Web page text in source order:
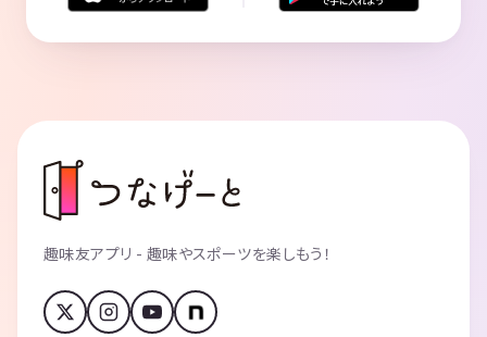
趣味友アプリ - 趣味やスポーツを楽しもう！